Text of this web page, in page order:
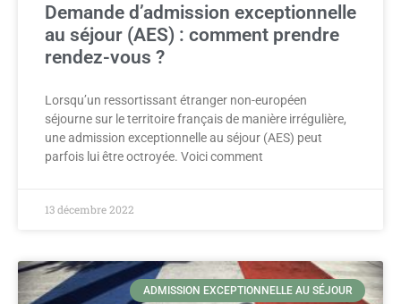
Demande d’admission exceptionnelle
au séjour (AES) : comment prendre
rendez-vous ?
Lorsqu’un ressortissant étranger non-européen
séjourne sur le territoire français de manière irrégulière,
une admission exceptionnelle au séjour (AES) peut
parfois lui être octroyée. Voici comment
13 décembre 2022
ADMISSION EXCEPTIONNELLE AU SÉJOUR